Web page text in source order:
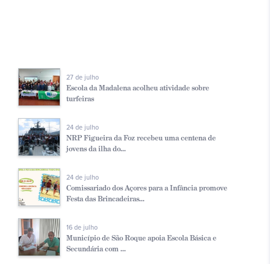
27 de julho
Escola da Madalena acolheu atividade sobre
turfeiras
24 de julho
NRP Figueira da Foz recebeu uma centena de
jovens da ilha do...
24 de julho
Comissariado dos Açores para a Infância promove
Festa das Brincadeiras...
16 de julho
Município de São Roque apoia Escola Básica e
Secundária com ...